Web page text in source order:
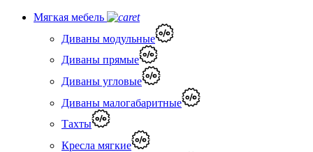
Мягкая мебель
Диваны модульные
Диваны прямые
Диваны угловые
Диваны малогабаритные
Тахты
Кресла мягкие